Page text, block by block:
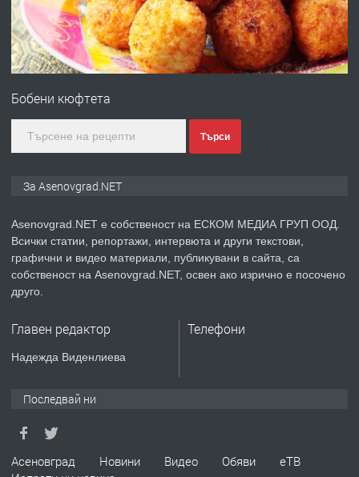
преди 1 година
ПРЕДЛАГА
Професионална зеленчукорезачка
преди 2 години
ПРЕДЛАГА
Давам индивидуалани уроци по
преди 2 години
Бобени кюфтета
Търси
За Asenovgrad.NET
Asenovgrad.NET е собственост на ЕСКОМ МЕДИА ГРУП ООД.
Всички статии, репортажи, интервюта и други текстови,
графични и видео материали, публикувани в сайта, са
собственост на Asenovgrad.NET, освен ако изрично е посочено
друго.
Главен редактор
Надежда Виденлиева
Телефони
Последвай ни
Асеновград Новини Видео Обяви
еТВ